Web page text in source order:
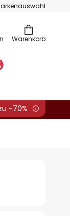
Warenkorb
-70%